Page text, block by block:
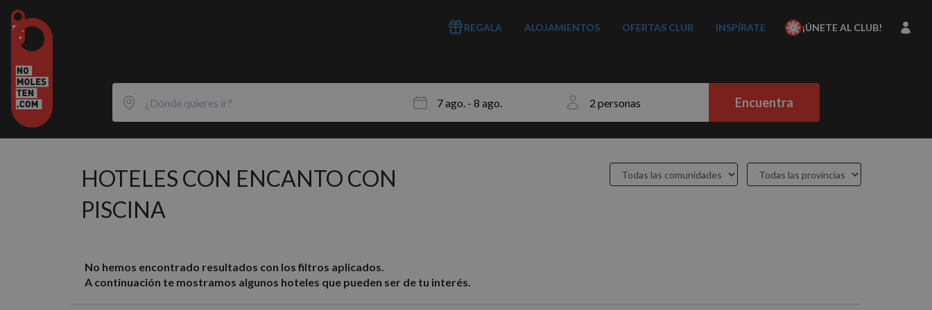
REGALA ALOJAMIENTOS OFERTAS CLUB INSPÍRATE ¡ÚNETE AL CLUB!
Encuentra
HOTELES CON ENCANTO CON
PISCINA
No hemos encontrado resultados con los filtros aplicados.
A continuación te mostramos algunos hoteles que pueden ser de tu interés.